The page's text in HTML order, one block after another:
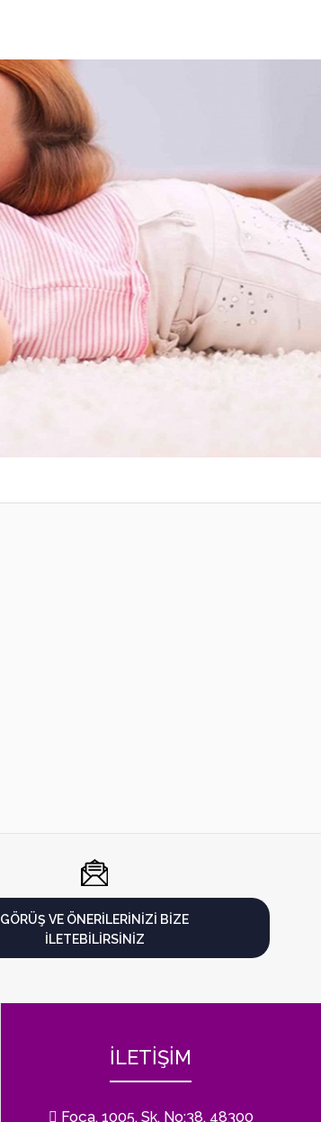
GÖRÜŞ VE ÖNERILERINIZI BIZE
ILETEBILIRSINIZ
İLETİŞİM
Foça, 1005. Sk. No:38, 48300